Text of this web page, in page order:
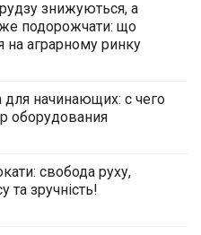
знижуються, а
подорожчати: що
на аграрному ринку
для начинающих: с чего
оборудования
свобода руху,
та зручність!